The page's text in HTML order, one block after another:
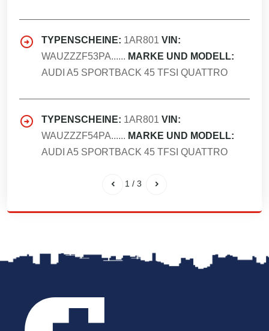
TYPENSCHEINE: 1AR801 VIN:
WAUZZZF53PA...... MARKE UND MODELL:
AUDI A5 SPORTBACK 45 TFSI QUATTRO
TYPENSCHEINE: 1AR801 VIN:
WAUZZZF54PA...... MARKE UND MODELL:
AUDI A5 SPORTBACK 45 TFSI QUATTRO
1 / 3